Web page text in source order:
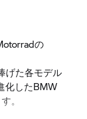
の
げた各モデル
化したBMW
。